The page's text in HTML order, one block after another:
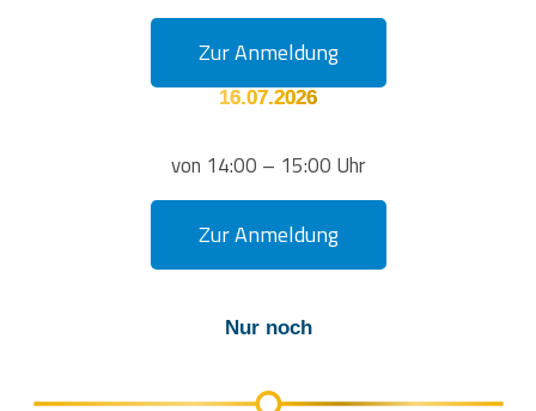
Zur Anmeldung
16.07.2026
von 14:00 – 15:00 Uhr
Zur Anmeldung
Nur noch